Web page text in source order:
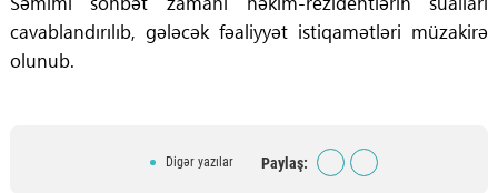
cavablandırılıb, gələcək fəaliyyət istiqamətləri müzakirə
olunub.
Digər yazılar Paylaş: